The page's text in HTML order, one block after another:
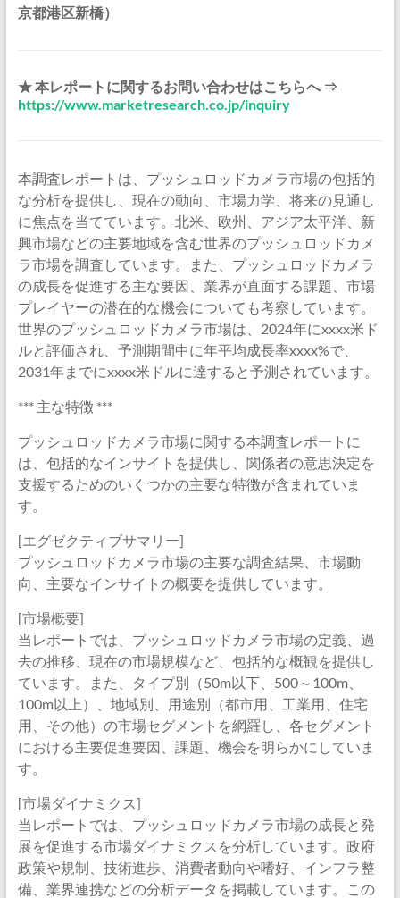
京都港区新橋）
★ 本レポートに関するお問い合わせはこちらへ ⇒
https://www.marketresearch.co.jp/inquiry
本調査レポートは、プッシュロッドカメラ市場の包括的
な分析を提供し、現在の動向、市場力学、将来の見通し
に焦点を当てています。北米、欧州、アジア太平洋、新
興市場などの主要地域を含む世界のプッシュロッドカメ
ラ市場を調査しています。また、プッシュロッドカメラ
の成長を促進する主な要因、業界が直面する課題、市場
プレイヤーの潜在的な機会についても考察しています。
世界のプッシュロッドカメラ市場は、2024年にxxxx米ド
ルと評価され、予測期間中に年平均成長率xxxx%で、
2031年までにxxxx米ドルに達すると予測されています。
*** 主な特徴 ***
プッシュロッドカメラ市場に関する本調査レポートに
は、包括的なインサイトを提供し、関係者の意思決定を
支援するためのいくつかの主要な特徴が含まれていま
す。
[エグゼクティブサマリー]
プッシュロッドカメラ市場の主要な調査結果、市場動
向、主要なインサイトの概要を提供しています。
[市場概要]
当レポートでは、プッシュロッドカメラ市場の定義、過
去の推移、現在の市場規模など、包括的な概観を提供し
ています。また、タイプ別（50m以下、500～100m、
100m以上）、地域別、用途別（都市用、工業用、住宅
用、その他）の市場セグメントを網羅し、各セグメント
における主要促進要因、課題、機会を明らかにしていま
す。
[市場ダイナミクス]
当レポートでは、プッシュロッドカメラ市場の成長と発
展を促進する市場ダイナミクスを分析しています。政府
政策や規制、技術進歩、消費者動向や嗜好、インフラ整
備、業界連携などの分析データを掲載しています。この